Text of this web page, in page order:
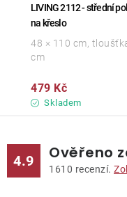
LIVING 2112 - střední
na křeslo
Skladem
479 Kč
48 × 110 cm,
cm
4.9 Ověřeno
1610 recenzí.